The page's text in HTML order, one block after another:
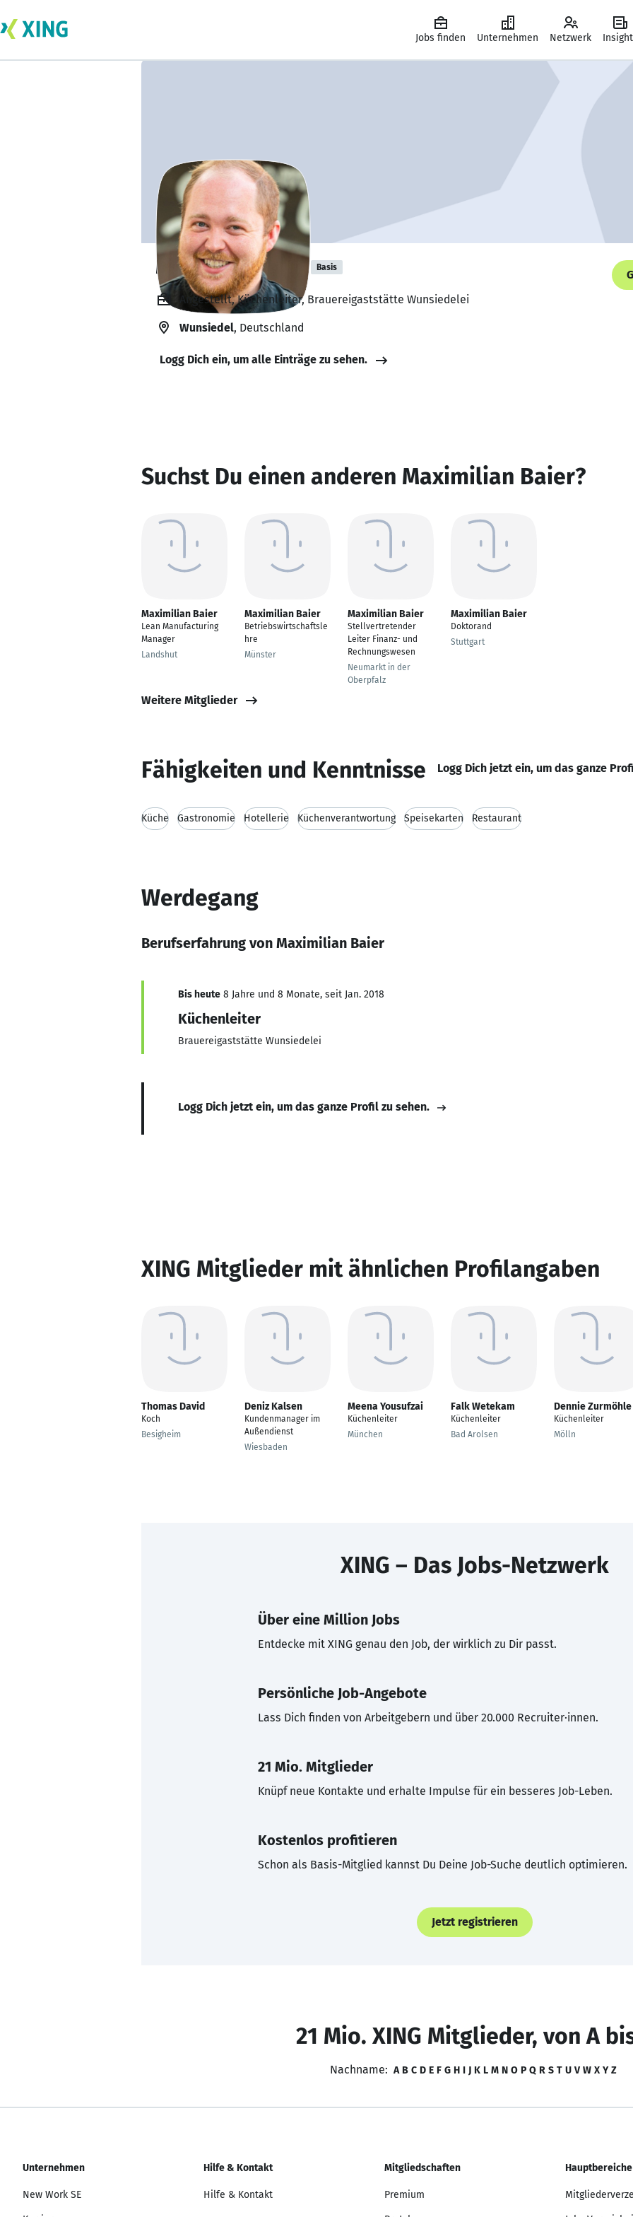
Jobs finden Unternehmen Netzwerk
Maximilian Baier Basis
Angestellt, Küchenleiter, Brauereigaststätte Wunsiedelei
Wunsiedel, Deutschland
Logg Dich ein, um alle Einträge zu sehen.
Suchst Du einen anderen Maximilian Baier?
Maximilian Baier
Lean Manufacturing
Manager
Landshut
Maximilian Baier
Betriebswirtschaftsle
hre
Münster
Maximilian Baier
Stellvertretender
Leiter Finanz- und
Rechnungswesen
Neumarkt in der
Oberpfalz
Maximilian Baier
Doktorand
Stuttgart
Weitere Mitglieder
Fähigkeiten und Kenntnisse Logg Dich jetzt ein, um das ganze
Küche Gastronomie Hotellerie Küchenverantwortung Speisekarten Restaurant
Werdegang
Berufserfahrung von Maximilian Baier
Bis heute 8 Jahre und 8 Monate, seit Jan. 2018
Küchenleiter
Brauereigaststätte Wunsiedelei
Logg Dich jetzt ein, um das ganze Profil zu sehen.
XING Mitglieder mit ähnlichen Profilangaben
Thomas David
Koch
Besigheim
Deniz Kalsen
Kundenmanager im
Außendienst
Wiesbaden
Meena Yousufzai
Küchenleiter
München
Falk Wetekam
Küchenleiter
Bad Arolsen
Dennie Zurmöhle
Küchenleiter
Mölln
XING – Das Jobs-Netzwerk
Über eine Million Jobs
Entdecke mit XING genau den Job, der wirklich zu Dir passt.
Persönliche Job-Angebote
Lass Dich finden von Arbeitgebern und über 20.000 Recruiter·innen.
21 Mio. Mitglieder
Knüpf neue Kontakte und erhalte Impulse für ein besseres Job-Leben.
Kostenlos profitieren
Schon als Basis-Mitglied kannst Du Deine Job-Suche deutlich optimieren.
Jetzt registrieren
21 Mio. XING Mitglieder, von A
Nachname: A B C D E F G H I J K L M N O P Q R S T U V W X Y Z
Unternehmen
New Work SE
Hilfe & Kontakt
Hilfe & Kontakt
Mitgliedschaften
Premium
Hauptbereiche